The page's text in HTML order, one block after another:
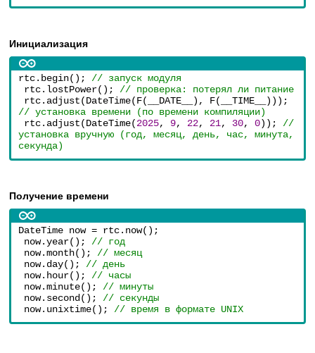
Инициализация
rtc.begin(); // запуск модуля
rtc.lostPower(); // проверка: потерял ли питание
// установка времени (по времени компиляции)
rtc.adjust(DateTime(2025, 9, 22, 21, 30, 0)); //
установка вручную (год, месяц, день, час, минута,
секунда)
Получение времени
DateTime now = rtc.now();
now.year(); // год
now.month(); // месяц
now.day(); // день
now.hour(); // часы
now.minute(); // минуты
now.second(); // секунды
now.unixtime(); // время в формате UNIX